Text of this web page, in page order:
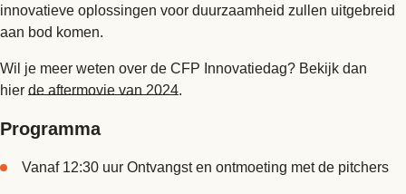
innovatieve oplossingen voor duurzaamheid zullen uitgebreid
aan bod komen.
Wil je meer weten over de CFP Innovatiedag? Bekijk dan
hier de aftermovie van 2024.
Programma
Vanaf 12:30 uur Ontvangst en ontmoeting met de pitchers